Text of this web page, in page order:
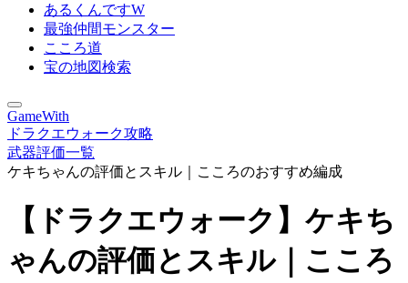
あるくんですW
最強仲間モンスター
こころ道
宝の地図検索
GameWith
ドラクエウォーク攻略
武器評価一覧
ケキちゃんの評価とスキル｜こころのおすすめ編成
【ドラクエウォーク】ケキち
ゃんの評価とスキル｜こころ